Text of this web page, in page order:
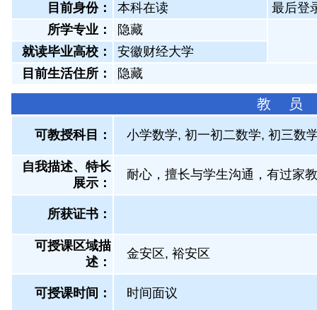
目前身份： 本科在读
最后登
所学专业：
隐藏
就读毕业高校：
安徽财经大学
目前生活住所：
隐藏
教 员
可教授科目： 小学数学, 初一初二数学, 初三数
自我描述、特长
展示 ：
耐心，擅长与学生沟通，有过家
所获证书 ：
可授课区域描
述：
金安区, 裕安区
可授课时间： 时间面议